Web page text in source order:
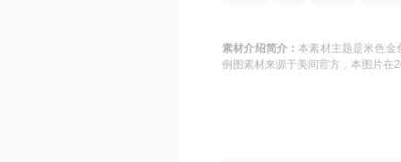
素材介绍简介：本素材主题是米色金
例图 素材来源于美间官方 ，本图片在